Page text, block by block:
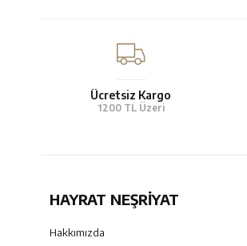
Ücretsiz Kargo
1200 TL Üzeri
HAYRAT NEŞRIYAT
Hakkımızda